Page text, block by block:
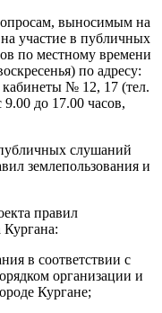
выносимым на
участие в публичных
по местному времени
по адресу:
№ 12, 17 (тел.
до 17.00 часов,
слушаний
землепользования и
правил
Кургана:
в соответствии с
организации и
Кургане;